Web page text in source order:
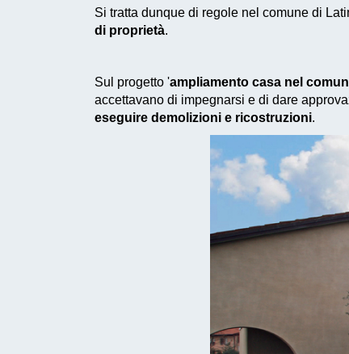
Si tratta dunque di regole nel comune di
di proprietà.
Sul progetto 'ampliamento casa nel
accettavano di impegnarsi e di dare
eseguire demolizioni e ricostruzioni.